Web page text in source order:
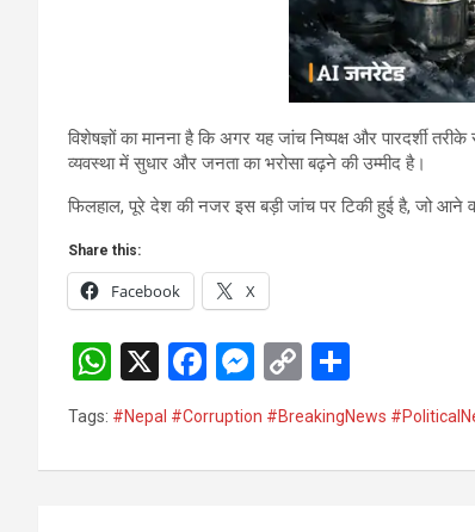
विशेषज्ञों का मानना है कि अगर यह जांच निष्पक्ष और पारदर्शी
व्यवस्था में सुधार और जनता का भरोसा बढ़ने की उम्मीद है।
फिलहाल, पूरे देश की नजर इस बड़ी जांच पर टिकी हुई है, जो
Share this:
Facebook X
W
h
at
s
X
F
ce
b
M
es
se
n
C
o
py
Li
h
ar
e
Tags: #Nepal #Corruption #BreakingNews